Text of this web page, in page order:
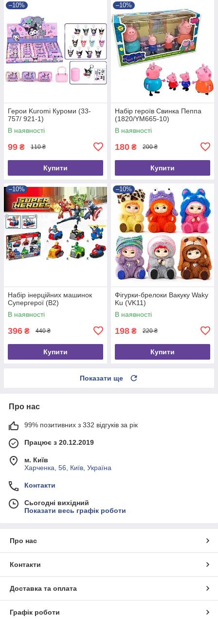
–10%
Герои Kuromi Куроми (33-
757/ 921-1)
В наявності
99 ₴ 110 ₴
Купити
–10%
Набір героїв Свинка Пеппа
(1820/YM665-10)
В наявності
180 ₴ 200 ₴
Купити
–10%
Набір інерційних машинок
Супергерої (B2)
В наявності
396 ₴ 440 ₴
Купити
–10%
Фігурки-брелоки Вакуку Waky
Ku (VK11)
В наявності
198 ₴ 220 ₴
Купити
Показати ще
Про нас
99% позитивних з 332 відгуків за рік
Працює з 20.12.2019
м. Київ
Харченка, 56, Київ, Україна
Контакти
Сьогодні вихідний
Показати весь графік роботи
Про нас
Контакти
Доставка та оплата
Графік роботи